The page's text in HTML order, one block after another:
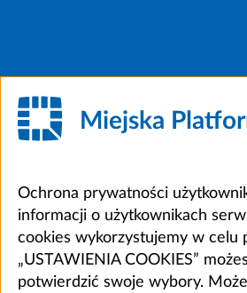
Miejska
Ochrona prywatności
informacji o użytkownikach
cookies wykorzystujemy w celu
„USTAWIENIA COOKIES”
potwierdzić swoje wybory.